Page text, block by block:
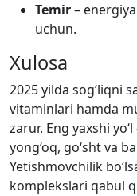
Temir–
uchun.
Xulosa
2025 yilda sog‘liqni
vitaminlari hamda
zarur. Eng yaxshi
yong‘oq, go‘sht va
Yetishmovchilik
komplekslari qabul